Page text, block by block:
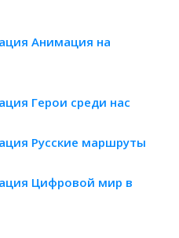
Анимация на
Герои среди нас
Русские маршруты
Цифровой мир в